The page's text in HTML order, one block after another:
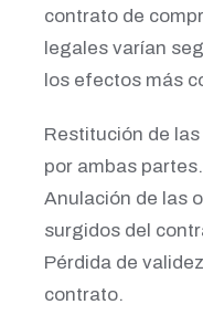
contrato de
legales varían
los efectos más
Restitución de
por ambas partes.
Anulación de las
surgidos del
Pérdida de
contrato.